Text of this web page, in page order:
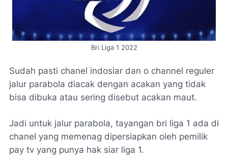
Bri Liga 1 2022
Sudah pasti chanel indosiar dan o channel reguler
jalur parabola diacak dengan acakan yang tidak
bisa dibuka atau sering disebut acakan maut.
Jadi untuk jalur parabola, tayangan bri liga 1 ada di
chanel yang memenag dipersiapkan oleh pemilik
pay tv yang punya hak siar liga 1.